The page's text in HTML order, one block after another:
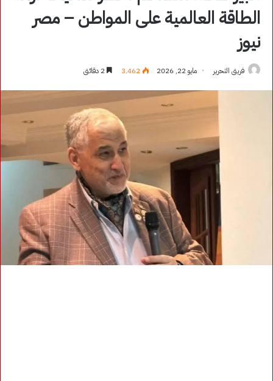
الطاقة العالمية على المواطن – مصر
نيوز
فريق التحرير مايو 22, 2026 3٬462